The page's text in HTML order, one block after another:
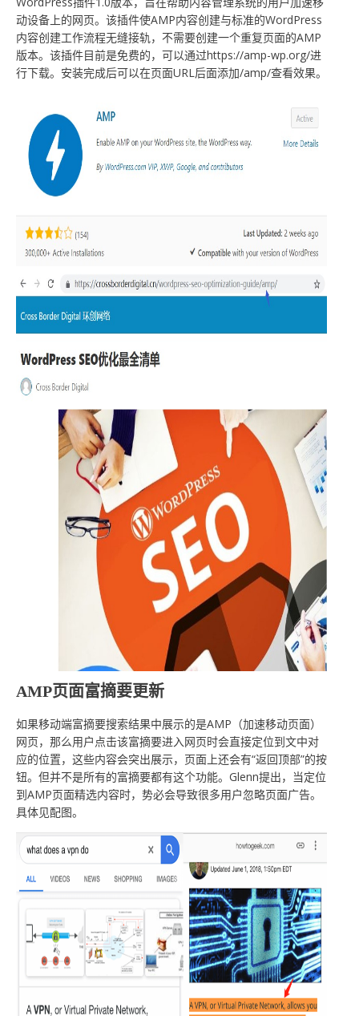
动设备上的网页。该插件使AMP内容创建与标准的WordPress
内容创建工作流程无缝接轨，不需要创建一个重复页面的AMP
版本。该插件目前是免费的，可以通过https://amp-wp.org/进
行下载。安装完成后可以在页面URL后面添加/amp/查看效果。
AMP页面富摘要更新
如果移动端富摘要搜索结果中展示的是AMP（加速移动页面）
网页，那么用户点击该富摘要进入网页时会直接定位到文中对
应的位置，这些内容会突出展示，页面上还会有“返回顶部”的按
钮。但并不是所有的富摘要都有这个功能。Glenn提出，当定位
到AMP页面精选内容时，势必会导致很多用户忽略页面广告。
具体见配图。